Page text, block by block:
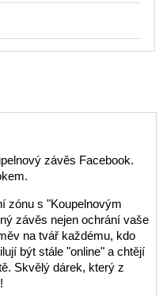
závěs Facebook.
zónu s "Koupelnovým
závěs nejen ochrání vaše
na tvář každému, kdo
být stále "online" a chtějí
Skvělý dárek, který z